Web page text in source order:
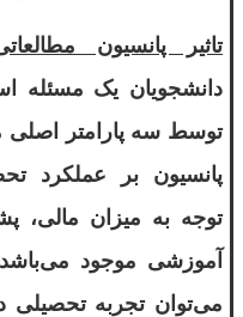
تاثیر پانسیون
دانشجویان یک مسئله
توسط سه پارامتر اصلی
پانسیون بر عملکرد
توجه به میزان مالی،
آموزشی موجود می‌باشد.
می‌توان تجربه تحصیلی